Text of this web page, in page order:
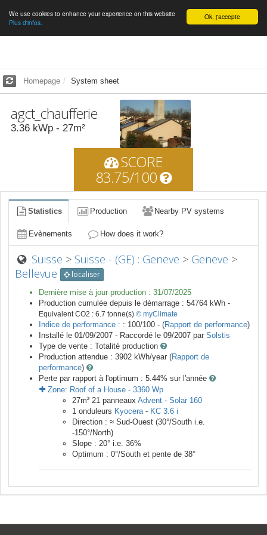
English Ok, j'accepte
We use cookies to enhance your experience on this website
Plus d'infos.
Homepage System sheet
agct_chaufferie
3.36 kWp - 27m²
SCORE
83.75/100
Statistics Production Nearby PV systems
Evènements How does it work?
Suisse > Suisse - (GE) : Geneve > Geneve >
Bellevue
localiser
Dernière mise à jour production : 31/07/2025
Production cumulée depuis le démarrage : 54764 kWh -
Equivalent CO2 : 6.7 tonne(s) © myClimate
Indice de performance : : 100/100 - (Rapport de performance)
Installé le 01/09/2007 - Raccordé le 09/2007 par Solstis
Type de vente : Totalité production
Production attendue : 3902 kWh/year (Rapport de
performance)
Perte par rapport à l'optimum : 5.44% sur l'année
Zone: Roof of a House - 3360 Wp
27m² 21 panneaux Advent - Solar 160
1 onduleurs Kyocera- KC 3.6 i
Direction : ≈ Sud-Ouest (30°/South i.e.
-150°/North)
Slope : 20° i.e. 36%
Optimum : 0°/South et pente de 38°